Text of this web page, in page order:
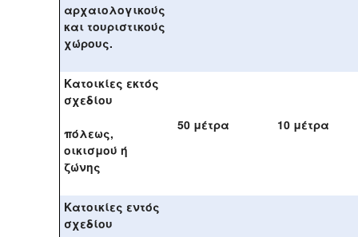
αρχαιολογικούς
και τουριστικούς
χώρους.
Κατοικίες εκτός
σχεδίου
πόλεως,
οικισμού ή
ζώνης
50 μέτρα 10 μέτρα
Κατοικίες εντός
σχεδίου